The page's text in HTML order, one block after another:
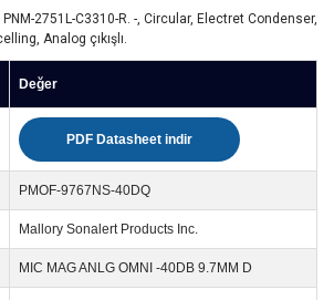
2751L-C3310-R. -, Circular, Electret Condenser,
Analog çıkışlı.
Değer
PDF Datasheet indir
PMOF-9767NS-40DQ
Mallory Sonalert Products Inc.
MIC MAG ANLG OMNI -40DB 9.7MM D